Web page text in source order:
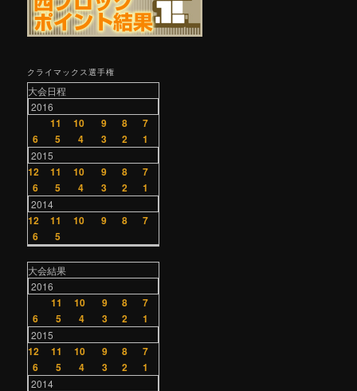
クライマックス選手権
大会日程
2016
11 10 9 8
7
6
5 4 3 2 1
2015
12 11 10 9 8
7
6
5 4 3 2 1
2014
12 11 10 9 8
7
6
5
大会結果
2016
11 10 9 8
7
6
5 4 3 2 1
2015
12 11 10 9 8
7
6
5 4 3 2 1
2014